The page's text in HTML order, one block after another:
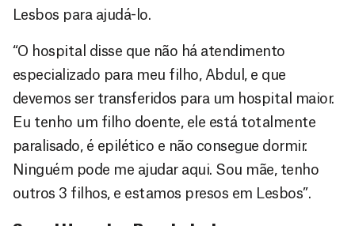
Lesbos para ajudá-lo.
“O hospital disse que não há atendimento
especializado para meu filho, Abdul, e que
devemos ser transferidos para um hospital maior.
Eu tenho um filho doente, ele está totalmente
paralisado, é epilético e não consegue dormir.
Ninguém pode me ajudar aqui. Sou mãe, tenho
outros 3 filhos, e estamos presos em Lesbos”.